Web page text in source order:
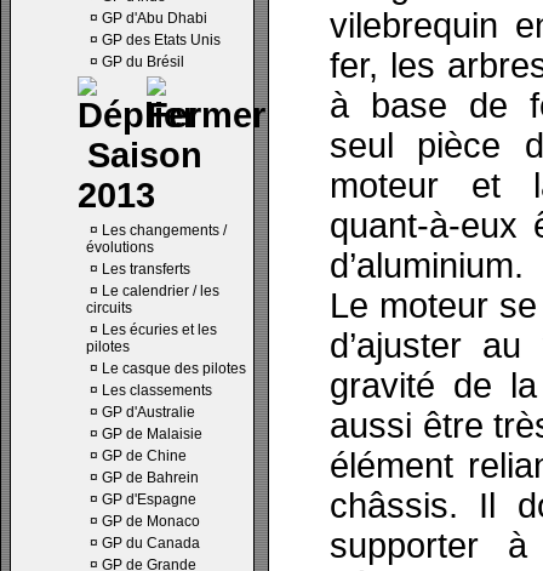
¤ GP d'Abu Dhabi
¤ GP des Etats Unis
¤ GP du Brésil
Saison
2013
¤ Les changements /
évolutions
¤ Les transferts
¤ Le calendrier / les
circuits
¤ Les écuries et les
pilotes
¤ Le casque des pilotes
¤ Les classements
¤ GP d'Australie
¤ GP de Malaisie
¤ GP de Chine
¤ GP de Bahrein
¤ GP d'Espagne
¤ GP de Monaco
¤ GP du Canada
¤ GP de Grande
vilebrequin
fer, les
à base de
seul pièce
moteur et
quant-à-eux
d’aluminium.
Le moteur
d’ajuster
gravité de
aussi être
élément
châssis. Il
supporter